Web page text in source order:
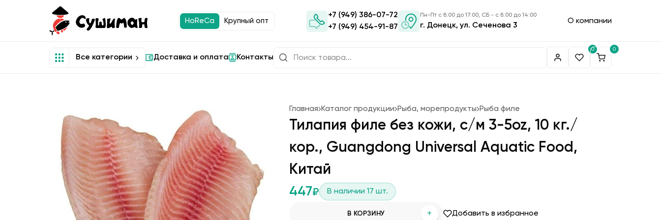
HoReCa Крупный опт
+7 (949) 386-07-72
+7 (949) 454-91-87
Пн-Пт с 8:00 до 17:00, СБ - с 8:00 до 14:00
г. Донецк, ул. Сеченова 3
О компании
Все категории Доставка и оплата Контакты
0 0
Главная Каталог продукции Рыба, морепродукты Рыба филе
Тилапия филе без кожи, с/м 3-5oz, 10 кг./
кор., Guangdong Universal Aquatic Food,
Китай
447₽ В наличии 17 шт.
В КОРЗИНУ + Добавить в избранное